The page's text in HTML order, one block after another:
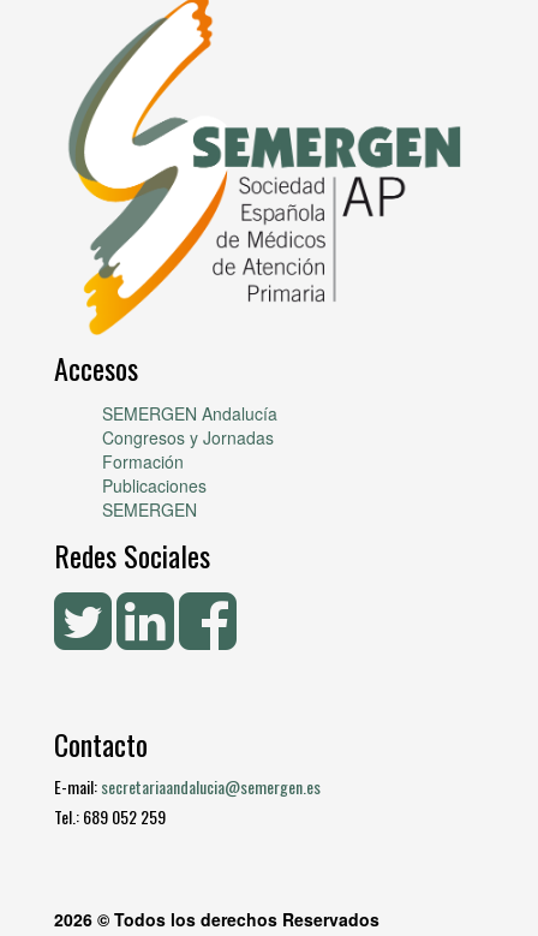
Accesos
SEMERGEN Andalucía
Congresos y Jornadas
Formación
Publicaciones
SEMERGEN
Redes Sociales
Contacto
E-mail:secretariaandalucia@semergen.es
Tel.: 689 052 259
2026 © Todos los derechos Reservados